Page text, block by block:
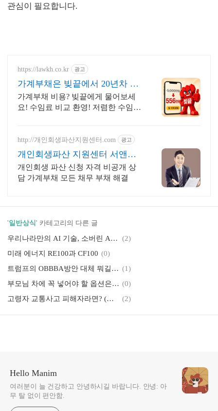
관심이 필요합니다.
https://lawkh.co.kr 광고
가계부채은 빚끝에서 20년차 도
산 전문가!
가계부채 비용? 빚끝에게 물어보세
요! 수임료 비교 환영! 저렴한 수임
http://개인회생파산지원센터.com 광고
개인회생파산 지원센터 서앤율
빚탕감 모든 채무 해결
개인회생 파산 신청 자격 비공개 상
담 가계부채 모든 채무 부채 해결
'일반상식' 카테고리의 다른 글
우리나라만의 AI 기술, 소버린 AI, AI 주권
(2)
미래 에너지 RE100과 CF100 (0)
트럼프의 OBBBA방안 대체 뭐길래? 우리 경제에 미칠 영향은? (1)
부모님 차에 꼭 넣어야 할 옵션은? 고령자 교통사고 예방 첨단기술 소개 (0)
고령자 교통사고 피해자라면? (사고 보상, 보험 청구, 과실 비율, 민사소송)
(2)
Hello Manim
여러분이 늘 건강하고 안녕하시길 바랍니다. 안녕: 아
무 탈 없이 편안함.